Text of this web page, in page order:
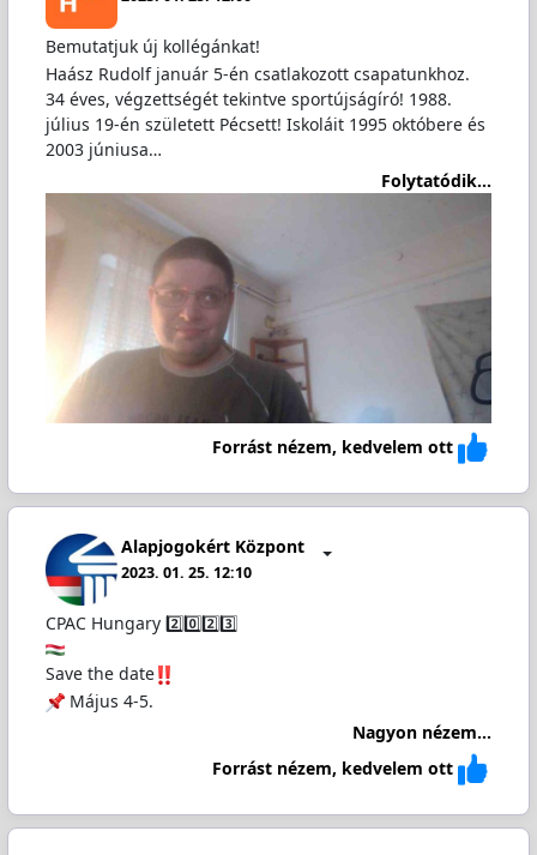
Bemutatjuk új kollégánkat!
Haász Rudolf január 5-én csatlakozott csapatunkhoz.
34 éves, végzettségét tekintve sportújságíró! 1988.
július 19-én született Pécsett! Iskoláit 1995 októbere és
2003 júniusa…
Folytatódik...
Forrást nézem, kedvelem ott
Alapjogokért Központ
2023. 01. 25. 12:10
CPAC Hungary 2️⃣0️⃣2️⃣3️⃣
Save the date
Május 4-5.
Nagyon nézem...
Forrást nézem, kedvelem ott